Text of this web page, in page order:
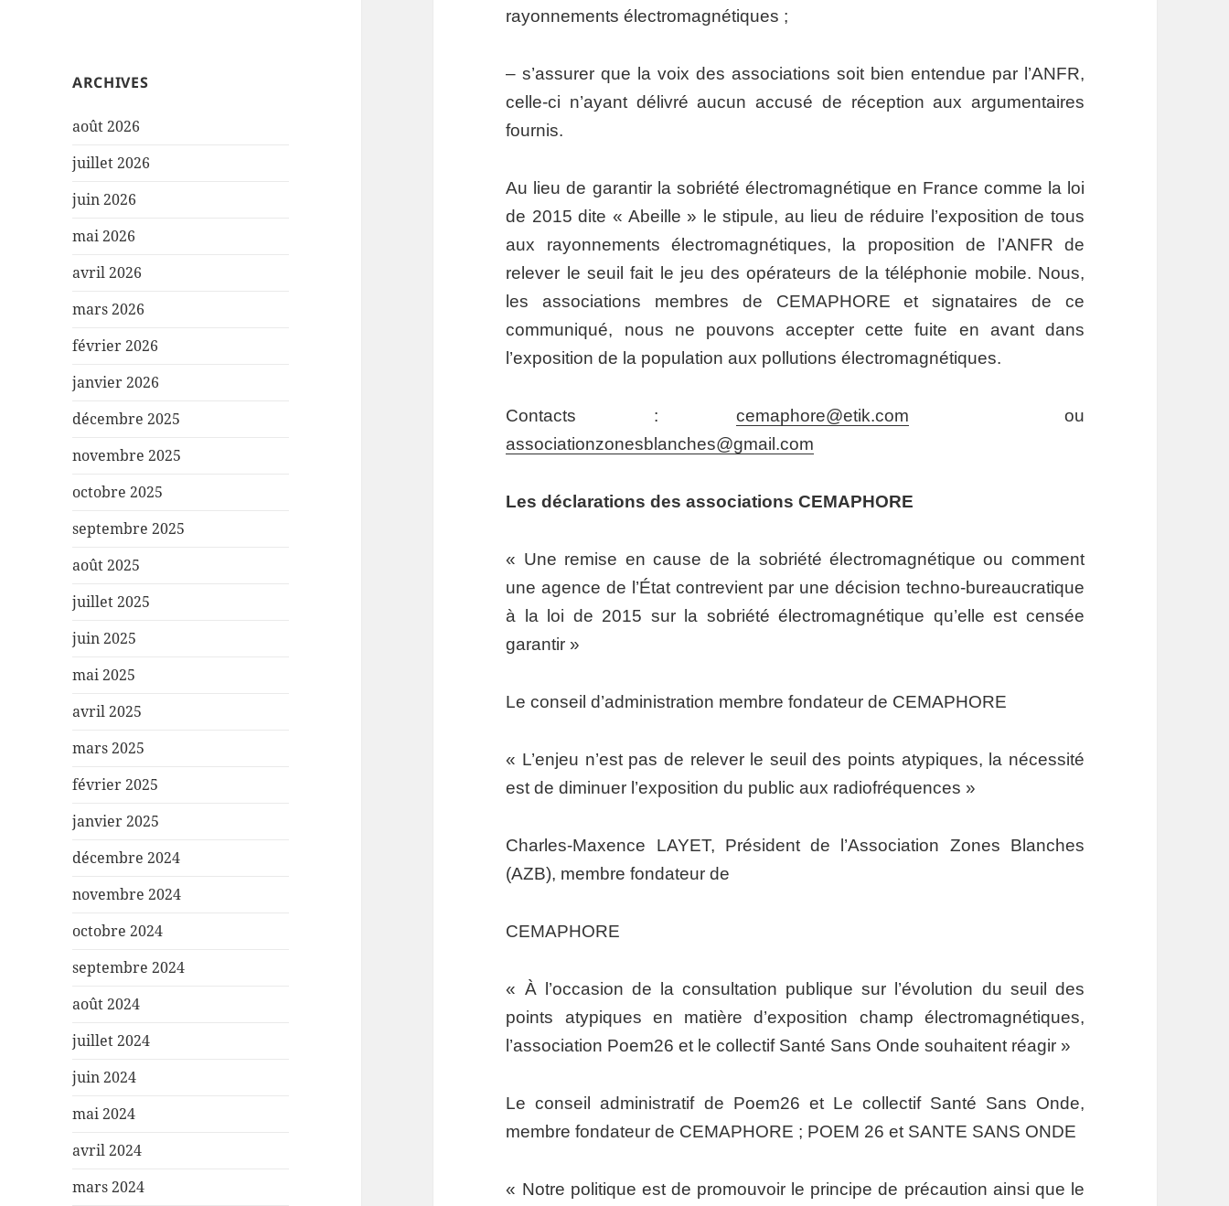
ARCHIVES
août 2026
juillet 2026
juin 2026
mai 2026
avril 2026
mars 2026
février 2026
janvier 2026
décembre 2025
novembre 2025
octobre 2025
septembre 2025
août 2025
juillet 2025
juin 2025
mai 2025
avril 2025
mars 2025
février 2025
janvier 2025
décembre 2024
novembre 2024
octobre 2024
septembre 2024
août 2024
juillet 2024
juin 2024
mai 2024
avril 2024
mars 2024
rayonnements électromagnétiques ;
– s’assurer que la voix des associations soit bien entendue par l’ANFR,
celle-ci n’ayant délivré aucun accusé de réception aux argumentaires
fournis.
Au lieu de garantir la sobriété électromagnétique en France comme la loi
de 2015 dite « Abeille » le stipule, au lieu de réduire l’exposition de tous
aux rayonnements électromagnétiques, la proposition de l’ANFR de
relever le seuil fait le jeu des opérateurs de la téléphonie mobile. Nous,
les associations membres de CEMAPHORE et signataires de ce
communiqué, nous ne pouvons accepter cette fuite en avant dans
l’exposition de la population aux pollutions électromagnétiques.
Contacts :cemaphore@etik.com ou
associationzonesblanches@gmail.com
Les déclarations des associations CEMAPHORE
« Une remise en cause de la sobriété électromagnétique ou comment
une agence de l’État contrevient par une décision techno-bureaucratique
à la loi de 2015 sur la sobriété électromagnétique qu’elle est censée
garantir »
Le conseil d’administration membre fondateur de CEMAPHORE
« L’enjeu n’est pas de relever le seuil des points atypiques, la nécessité
est de diminuer l’exposition du public aux radiofréquences »
Charles-Maxence LAYET, Président de l’Association Zones Blanches
(AZB), membre fondateur de
CEMAPHORE
« À l’occasion de la consultation publique sur l’évolution du seuil des
points atypiques en matière d’exposition champ électromagnétiques,
l’association Poem26 et le collectif Santé Sans Onde souhaitent réagir »
Le conseil administratif de Poem26 et Le collectif Santé Sans Onde,
membre fondateur de CEMAPHORE ; POEM 26 et SANTE SANS ONDE
« Notre politique est de promouvoir le principe de précaution ainsi que le